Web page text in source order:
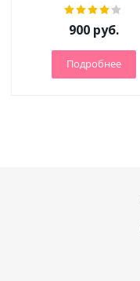
900руб.
Подробнее